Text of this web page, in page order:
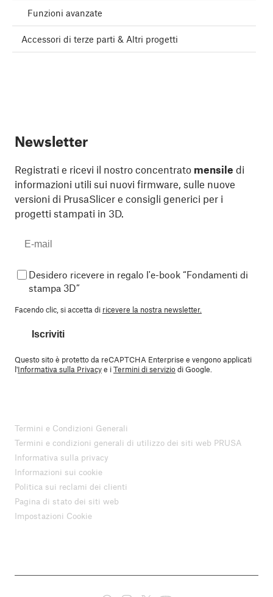
Funzioni avanzate
Accessori di terze parti & Altri progetti
Newsletter
Registrati e ricevi il nostro concentrato mensile di
informazioni utili sui nuovi firmware, sulle nuove
versioni di PrusaSlicer e consigli generici per i
progetti stampati in 3D.
Desidero ricevere in regalo l'e-book “Fondamenti di
stampa 3D”
Facendo clic, si accetta di ricevere la nostra newsletter.
Iscriviti
Questo sito è protetto da reCAPTCHA Enterprise e vengono applicati
l'Informativa sulla Privacye iTermini di serviziodi Google.
Termini e Condizioni Generali
Termini e condizioni generali di utilizzo dei siti web PRUSA
Informativa sulla privacy
Informazioni sui cookie
Politica sui reclami dei clienti
Pagina di stato dei siti web
Impostazioni Cookie